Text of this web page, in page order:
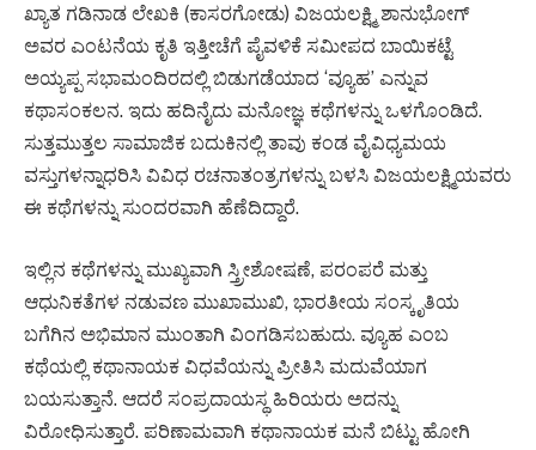
ಖ್ಯಾತ ಗಡಿನಾಡ ಲೇಖಕಿ (ಕಾಸರಗೋಡು) ವಿಜಯಲಕ್ಷ್ಮಿ ಶಾನುಭೋಗ್
ಅವರ ಎಂಟನೆಯ ಕೃತಿ ಇತ್ತೀಚೆಗೆ ಪೈವಳಿಕೆ ಸಮೀಪದ ಬಾಯಿಕಟ್ಟೆ
ಅಯ್ಯಪ್ಪ ಸಭಾಮಂದಿರದಲ್ಲಿ ಬಿಡುಗಡೆಯಾದ ‘ವ್ಯೂಹ’ ಎನ್ನುವ
ಕಥಾಸಂಕಲನ. ಇದು ಹದಿನೈದು ಮನೋಜ್ಞ ಕಥೆಗಳನ್ನು ಒಳಗೊಂಡಿದೆ.
ಸುತ್ತಮುತ್ತಲ ಸಾಮಾಜಿಕ ಬದುಕಿನಲ್ಲಿ ತಾವು ಕಂಡ ವೈವಿಧ್ಯಮಯ
ವಸ್ತುಗಳನ್ನಾಧರಿಸಿ ವಿವಿಧ ರಚನಾತಂತ್ರಗಳನ್ನು ಬಳಸಿ ವಿಜಯಲಕ್ಷ್ಮಿಯವರು
ಈ ಕಥೆಗಳನ್ನು ಸುಂದರವಾಗಿ ಹೆಣೆದಿದ್ದಾರೆ.
ಇಲ್ಲಿನ ಕಥೆಗಳನ್ನು ಮುಖ್ಯವಾಗಿ ಸ್ತ್ರೀಶೋಷಣೆ, ಪರಂಪರೆ ಮತ್ತು
ಆಧುನಿಕತೆಗಳ ನಡುವಣ ಮುಖಾಮುಖಿ, ಭಾರತೀಯ ಸಂಸ್ಕೃತಿಯ
ಬಗೆಗಿನ ಅಭಿಮಾನ ಮುಂತಾಗಿ ವಿಂಗಡಿಸಬಹುದು. ವ್ಯೂಹ ಎಂಬ
ಕಥೆಯಲ್ಲಿ ಕಥಾನಾಯಕ ವಿಧವೆಯನ್ನು ಪ್ರೀತಿಸಿ ಮದುವೆಯಾಗ
ಬಯಸುತ್ತಾನೆ. ಆದರೆ ಸಂಪ್ರದಾಯಸ್ಥ ಹಿರಿಯರು ಅದನ್ನು
ವಿರೋಧಿಸುತ್ತಾರೆ. ಪರಿಣಾಮವಾಗಿ ಕಥಾನಾಯಕ ಮನೆ ಬಿಟ್ಟು ಹೋಗಿ